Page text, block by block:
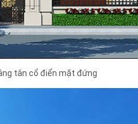
tân cổ điển mặt đứng